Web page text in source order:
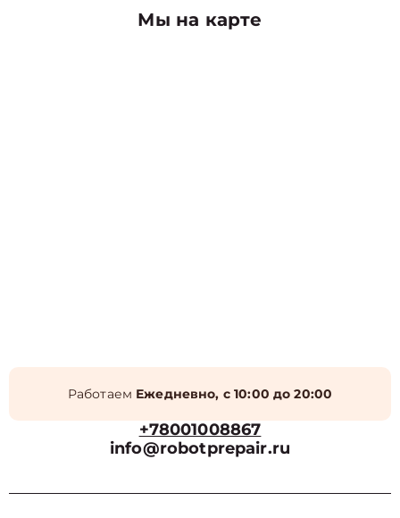
Мы на карте
Работаем Ежедневно, с 10:00 до 20:00
+78001008867
info@robotprepair.ru